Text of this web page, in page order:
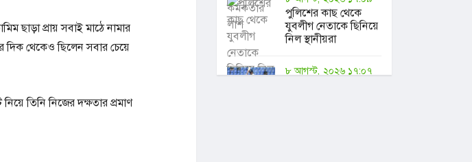
ছাড়া প্রায় সবাই মাঠে নামার
দিক থেকেও ছিলেন সবার চেয়ে
তিনি নিজের দক্ষতার প্রমাণ
পুলিশের কাছ থেকে
যুবলীগ নেতাকে ছিনিয়ে
নিল স্থানীয়রা
৮ আগস্ট, ২০২৬ ১৭:০৭